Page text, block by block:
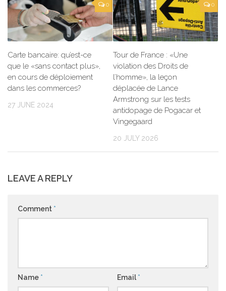
0
Carte bancaire: qu’est-ce
que le «sans contact plus»,
en cours de déploiement
dans les commerces?
27 JUNE 2024
0
Tour de France : «Une
violation des Droits de
l’homme», la leçon
déplacée de Lance
Armstrong sur les tests
antidopage de Pogacar et
Vingegaard
20 JULY 2026
LEAVE A REPLY
Comment *
Name * Email *